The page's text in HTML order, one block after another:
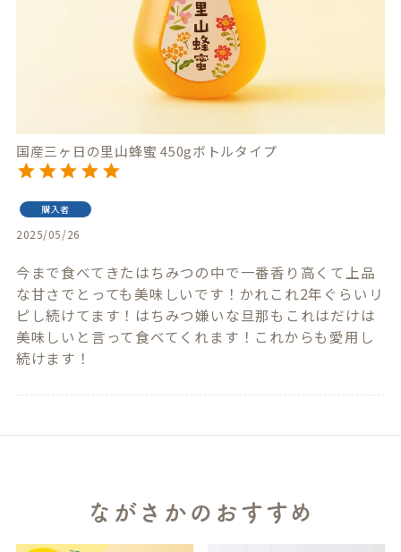
国産三ヶ日の里山蜂蜜 450gボトルタイプ
購入者
2025/05/26
今まで食べてきたはちみつの中で一番香り高くて上品
な甘さでとっても美味しいです！かれこれ2年ぐらいリ
ピし続けてます！はちみつ嫌いな旦那もこれはだけは
美味しいと言って食べてくれます！これからも愛用し
続けます！
ながさかのおすすめ